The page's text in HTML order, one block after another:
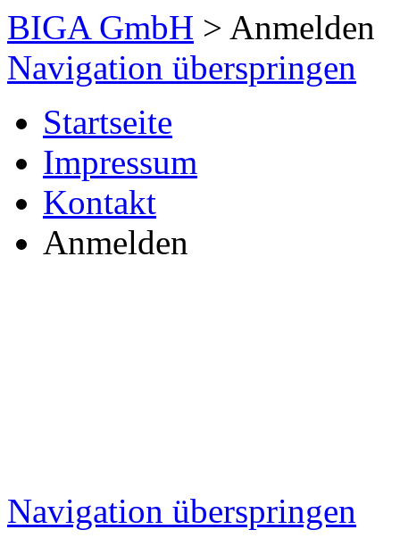
BIGA GmbH > Anmelden
Navigation überspringen
Startseite
Impressum
Kontakt
Anmelden
Navigation überspringen